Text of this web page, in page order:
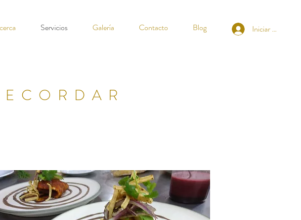
Servicios Galería Contacto Blog Iniciar sesión